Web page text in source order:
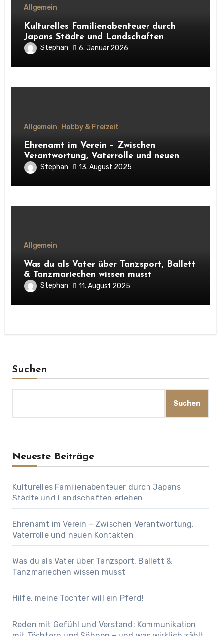
Allgemein
Kulturelles Familienabenteuer durch
Japans Städte und Landschaften
erlebenStephan 6. Januar 2026
Allgemein Hobby & Freizeit
Ehrenamt im Verein – Zwischen
Verantwortung, Vaterrolle und neuen
Kontakten
Stephan 13. August 2025
Allgemein
Was du als Vater über Tanzsport, Ballett
& Tanzmariechen wissen musst
Stephan 11. August 2025
Suchen
Suchen
Neueste Beiträge
Kulturelles Familienabenteuer durch Japans
Städte und Landschaften erleben
Ehrenamt im Verein – Zwischen Verantwortung,
Vaterrolle und neuen Kontakten
Was du als Vater über Tanzsport, Ballett &
Tanzmariechen wissen musst
Hilfe, meine Tochter will ein Pferd!
Reden mit Gefühl und Verstand: Kommunikation